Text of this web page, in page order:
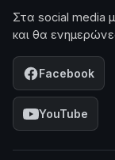
Στα social media
και θα
Facebook
YouTube